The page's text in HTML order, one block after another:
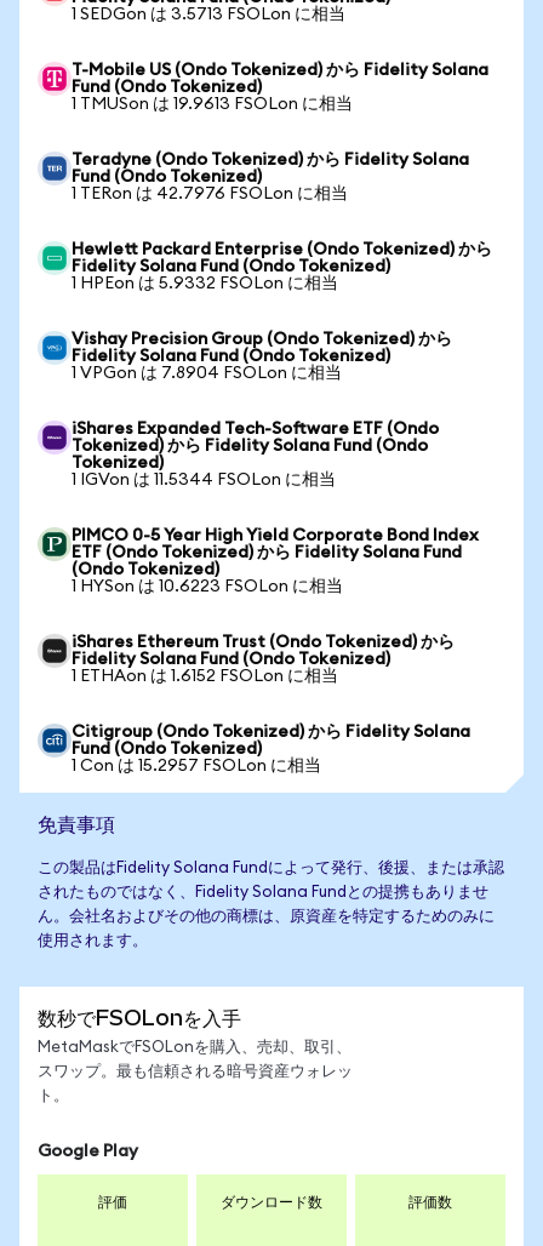
1 SEDGon は 3.5713 FSOLon に相当
T-Mobile US (Ondo Tokenized) から Fidelity Solana
Fund (Ondo Tokenized)
1 TMUSon は 19.9613 FSOLon に相当
Teradyne (Ondo Tokenized) から Fidelity Solana
Fund (Ondo Tokenized)
1 TERon は 42.7976 FSOLon に相当
Hewlett Packard Enterprise (Ondo Tokenized) から
Fidelity Solana Fund (Ondo Tokenized)
1 HPEon は 5.9332 FSOLon に相当
Vishay Precision Group (Ondo Tokenized) から
Fidelity Solana Fund (Ondo Tokenized)
1 VPGon は 7.8904 FSOLon に相当
iShares Expanded Tech-Software ETF (Ondo
Tokenized) から Fidelity Solana Fund (Ondo
Tokenized)
1 IGVon は 11.5344 FSOLon に相当
PIMCO 0-5 Year High Yield Corporate Bond Index
ETF (Ondo Tokenized) から Fidelity Solana Fund
(Ondo Tokenized)
1 HYSon は 10.6223 FSOLon に相当
iShares Ethereum Trust (Ondo Tokenized) から
Fidelity Solana Fund (Ondo Tokenized)
1 ETHAon は 1.6152 FSOLon に相当
Citigroup (Ondo Tokenized) から Fidelity Solana
Fund (Ondo Tokenized)
1 Con は 15.2957 FSOLon に相当
免責事項
この製品はFidelity Solana Fundによって発行、後援、または承認
されたものではなく、Fidelity Solana Fundとの提携もありませ
ん。会社名およびその他の商標は、原資産を特定するためのみに
使用されます。
数秒でFSOLonを入手
MetaMaskでFSOLonを購入、売却、取引、
スワップ。最も信頼される暗号資産ウォレッ
ト。
Google Play
評価 ダウンロード数 評価数